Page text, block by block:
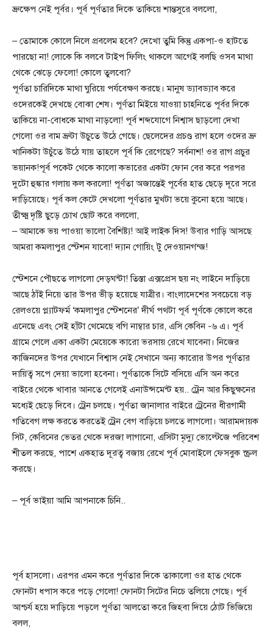
ভ্রুক্ষেপ নেই পূর্বর। পূর্ব পূর্ণতার দিকে তাকিয়ে শান্তসুরে বললো,
– তোমাকে কোলে নিলে প্রবলেম হবে? দেখো তুমি কিন্তু একপা-ও হাটতে
পারছো না! লোকে কি বলবে টাইপ ফিলিং থাকলে আগেই বলছি ওসব মাথা
থেকে ঝেড়ে ফেলো! কোলে তুলবো?
পূর্ণতা চারিদিকে মাথা ঘুরিয়ে পর্যবেক্ষণ করছে। মানুষ ড্যাবড্যাব করে
ওদেরকেই দেখছে বোঝা শেষ। পূর্ণতা মিইয়ে যাওয়া চাহনিতে পূর্বর দিকে
তাকিয়ে না-বোধকে মাথা নাড়লো! পূর্ব শব্দযোগে নিশ্বাস ছাড়লো দেখা
গেলো ওর বাম ভ্রুটা উচুতে উঠে গেছে। ছেলেদের প্রচণ্ড রাগ হলে ওদের ভ্রু
খানিকটা উচুঁতে উঠে যায় তাহলে পূর্ব কি রেগেছে? সর্বনাশ! ওর রাগ প্রচুর
ভয়ানক!পূর্ব পকেট থেকে কালো কভারের একটা ফোন বের করে পরপর
দুটো হুঙ্কার গলায় কল করলো! পূর্ণতা অজান্তেই পূর্বের হাত ছেড়ে দূরে সরে
দাড়িয়েছে। পূর্ব কল কেটে দেখলো পূর্ণতার মুখটা ভয়ে কুনো হয়ে আছে।
তীক্ষ্ম দৃষ্টি ছুড়ে চোখ ছোট করে বললো,
– আমাকে ভয় পাওয়া ভালো বৈশিষ্ট্য! আই লাইক দিস! উবার গাড়ি আসছে
আমরা কমলাপুর স্টেশন যাবো! দ্যান গোয়িং টু দেওয়ানগন্জ!
স্টেশনে পৌছতে লাগলো দেড়ঘন্টা! তিস্তা এক্সপ্রেস ছয় নং লাইনে দাড়িয়ে
আছে ঠাঁই নিয়ে তার উপর ভীড় হয়েছে যাত্রীর। বাংলাদেশের সবচেয়ে বড়
রেলওয়ে প্ল্যাটফর্ম ‘কমলাপুর স্টেশনের’ দীর্ঘ পথটা পূর্ব পূর্ণকে কোলে করে
এনেছে এবং সেই হাঁটা থেমেছে বগি নাম্বার চার, এসি কেবিন -৬ এ। পূর্ব
গ্রামে গেলে একা একটা মেয়েকে কারো ভরসায় রেখে যাবেনা। নিজের
কাজিনদের উপর যেখানে বিশ্বাস নেই সেখানে অন্য কারোর উপর পূর্ণতার
দায়িত্ব সপে দেয়া ভালো হবেনা। পূর্ণতাকে সিটে বসিয়ে এসি অন করে
বাইরে থেকে খাবার আনতে গেলেই এনাউন্সমেন্ট হয়.. ট্রেন আর কিছুক্ষনের
মধ্যেই ছেড়ে দিবে। ট্রেন চলছে। পূর্ণতা জানালার বাইরে ট্রেনের ধীরগামী
গতিবেগ লক্ষ করতে করতেই ট্রেন বেগ বাড়িয়ে চলতে লাগলো। আরামদায়ক
সিট, কেবিনের ভেতর থেকে দরজা লাগানো, এসিটা মৃদ্যু ভোল্টেজে পরিবেশ
শীতল করছে, পাশে একহাত দূরত্ব বজায় রেখে পূর্ব মোবাইলে ফেসবুক স্ক্রল
করছে।
– পূর্ব ভাইয়া আমি আপনাকে চিনি..
পূর্ব হাসলো। এরপর এমন করে পূর্ণতার দিকে তাকালো ওর হাত থেকে
ফোনটা ধপাস করে পড়ে গেলো! ফোনটা সিটের নিচে তলিয়ে গেছে। পূর্ব
আশ্চর্য হয়ে দাড়িয়ে পড়লে পূর্ণতা আলতো করে জিহবা দিয়ে ঠোট ভিজিয়ে
বলল,